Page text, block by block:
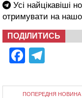
Усі найцікавіші
отримувати на
ПОДІЛИТИСЬ
ПОПЕРЕДНЯ НОВИНА